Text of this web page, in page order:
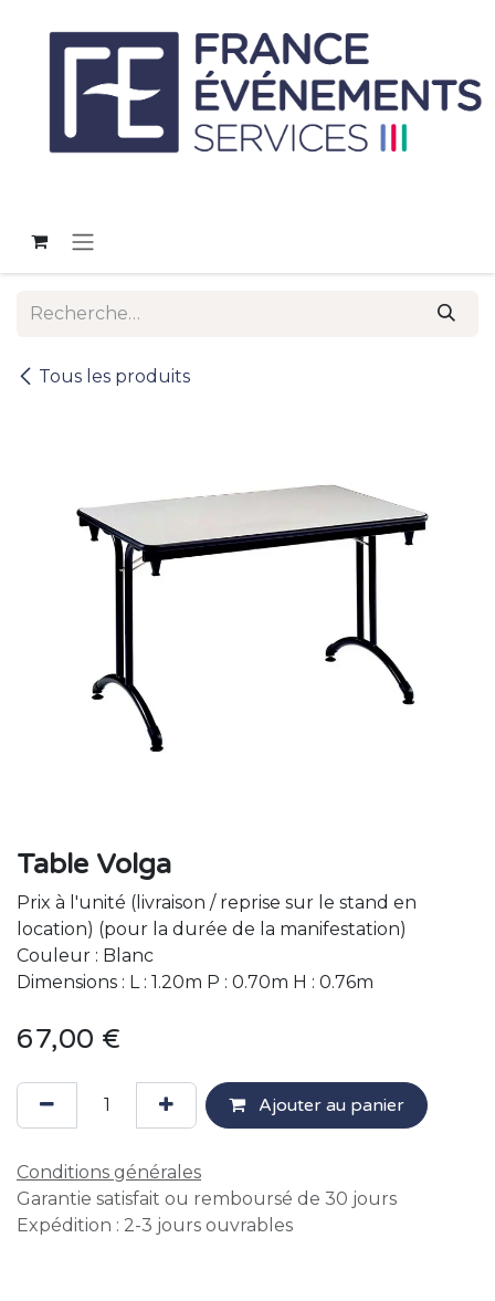
Tous les produits
Table Volga
Prix à l'unité (livraison / reprise sur le stand en
location) (pour la durée de la manifestation)
Couleur : Blanc
Dimensions : L : 1.20m P : 0.70m H : 0.76m
67,00 €
Ajouter au panier
Conditions générales
Garantie satisfait ou remboursé de 30 jours
Expédition : 2-3 jours ouvrables